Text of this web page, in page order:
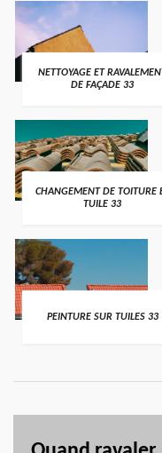
NETTOYAGE ET
DE FAÇADE 33
CHANGEMENT DE TOITURE
TUILE 33
PEINTURE SUR TUILES 33